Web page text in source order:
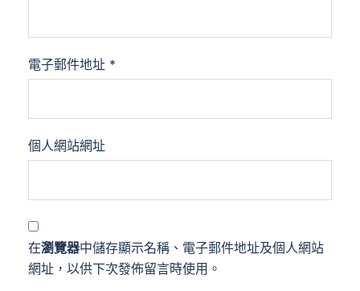
電子郵件地址 *
個人網站網址
在瀏覽器中儲存顯示名稱、電子郵件地址及個人網站
網址，以供下次發佈留言時使用。